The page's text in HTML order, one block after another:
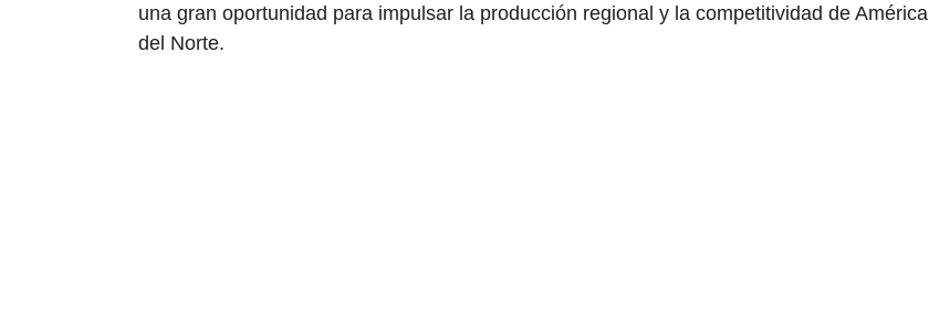
una gran oportunidad para impulsar la producción regional y la competitividad de América
del Norte.